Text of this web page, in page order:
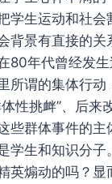
学生运动和社会
背景有直接的关
80年代曾经发
所谓的集体行动
性挑衅”、后来
些群体事件的主
学生和知识分子
英煽动的吗？显